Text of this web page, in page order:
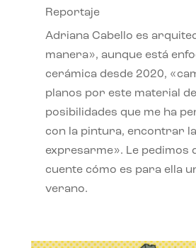
Reportaje
Adriana Cabello es
manera», aunque está
cerámica desde 2020,
planos por este material
posibilidades que me ha
con la pintura, encontrar
expresarme». Le pedimos
cuente cómo es para ella
verano.